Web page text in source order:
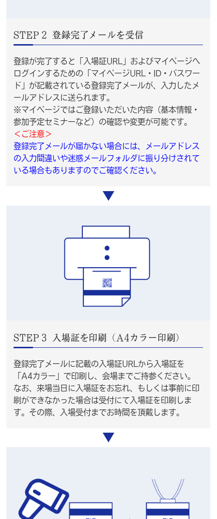
STEP２ 登録完了メールを受信
登録が完了すると「入場証URL」およびマイページへ
ログインするための「マイページURL・ID・パスワー
ド」が記載されている登録完了メールが、入力したメ
ールアドレスに送られます。
※マイページではご登録いただいた内容（基本情報・
参加予定セミナーなど）の確認や変更が可能です。
＜ご注意＞
登録完了メールが届かない場合には、メールアドレス
の入力間違いや迷惑メールフォルダに振り分けされて
いる場合もありますのでご確認ください。
STEP３ 入場証を印刷（A4カラー印刷）
登録完了メールに記載の入場証URLから入場証を
「A4カラー」で印刷し、会場までご持参ください。
なお、来場当日に入場証をお忘れ、もしくは事前に印
刷ができなかった場合は受付にて入場証を印刷しま
す。その際、入場受付までお時間を頂戴します。